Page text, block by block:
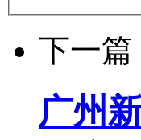
下一篇
广州